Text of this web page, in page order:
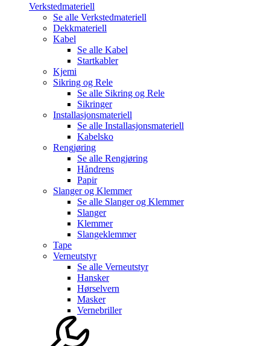
Verkstedmateriell
Se alle Verkstedmateriell
Dekkmateriell
Kabel
Se alle Kabel
Startkabler
Kjemi
Sikring og Rele
Se alle Sikring og Rele
Sikringer
Installasjonsmateriell
Se alle Installasjonsmateriell
Kabelsko
Rengjøring
Se alle Rengjøring
Håndrens
Papir
Slanger og Klemmer
Se alle Slanger og Klemmer
Slanger
Klemmer
Slangeklemmer
Tape
Verneutstyr
Se alle Verneutstyr
Hansker
Hørselvern
Masker
Vernebriller